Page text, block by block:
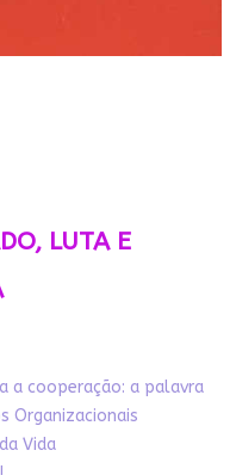
LUTA E
a cooperação: a palavra
Organizacionais
Vida